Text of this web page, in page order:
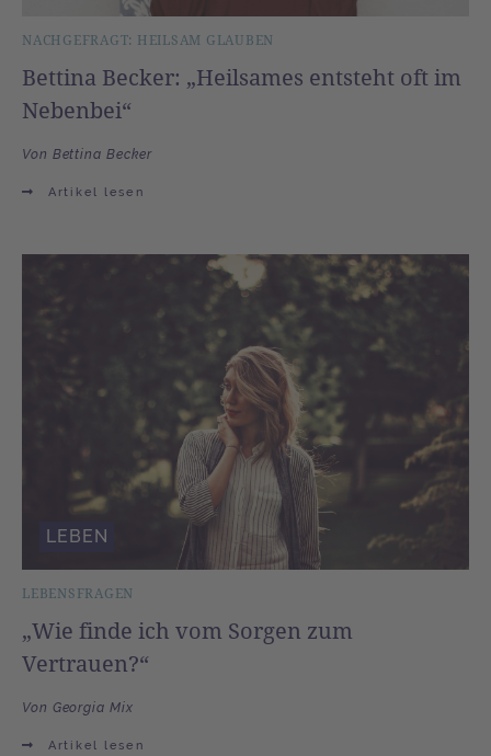
NACHGEFRAGT: HEILSAM GLAUBEN
Bettina Becker: „Heilsames entsteht oft im
Nebenbei“
Von Bettina Becker
Artikel lesen
LEBENSFRAGEN
„Wie finde ich vom Sorgen zum
Vertrauen?“
Von Georgia Mix
Artikel lesen
LEBEN